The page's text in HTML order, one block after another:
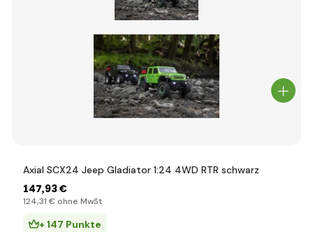
Axial SCX24 Jeep Gladiator 1:24 4WD RTR schwarz
147,93 €
124,31 € ohne MwSt
+ 147 Punkte